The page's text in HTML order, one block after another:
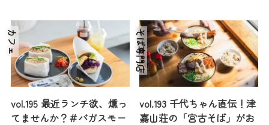
vol.195 最近ランチ欲、燻っ
てませんか？＃バガスモー
カフェ
vol.193 千代ちゃん直伝！津
嘉山荘の「宮古そば」がお
そば専門店